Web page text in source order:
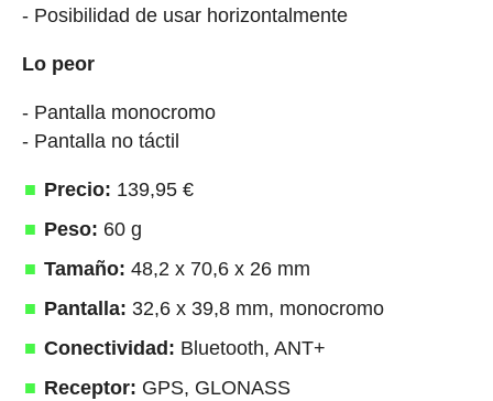
- Posibilidad de usar horizontalmente
Lo peor
- Pantalla monocromo
- Pantalla no táctil
Precio: 139,95 €
Peso: 60 g
Tamaño: 48,2 x 70,6 x 26 mm
Pantalla: 32,6 x 39,8 mm, monocromo
Conectividad: Bluetooth, ANT+
Receptor: GPS, GLONASS